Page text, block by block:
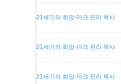
21세기의 희망-마크 핀리 목사
21세기의 희망-마크 핀리 목사
21세기의 희망-마크 핀리 목사